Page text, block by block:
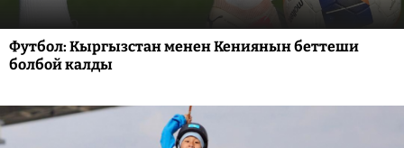
Футбол: Кыргызстан менен Кениянын беттеши
болбой калды